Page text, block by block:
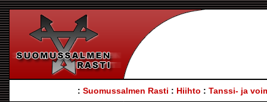
: Suomussalmen Rasti : Hiihto : Tanssi- ja